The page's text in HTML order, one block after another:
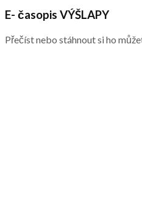
E- časopis VÝŠLAPY
Přečíst nebo stáhnout si ho